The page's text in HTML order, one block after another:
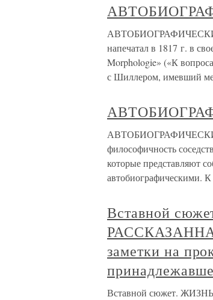
напечатал в 1817 г. в
Morphologie» («К
с Шиллером, имевший
философичность
которые представляют
автобиографическими.
Вставной
заметки на
Вставной сюжет.